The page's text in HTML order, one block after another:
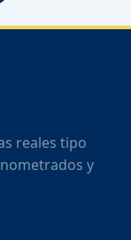
reales tipo
y